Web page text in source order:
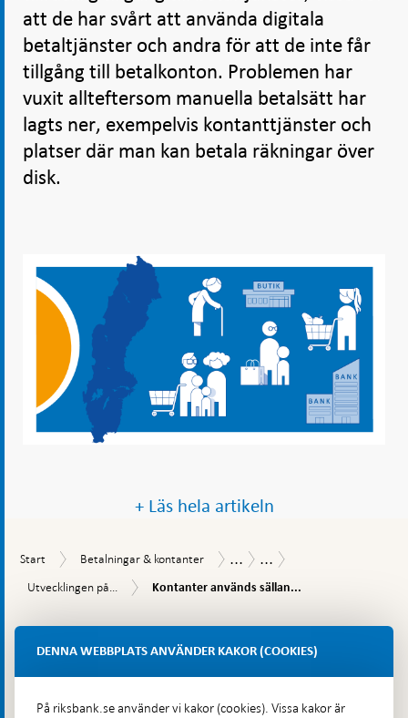
att de har svårt att använda digitala
betaltjänster och andra för att de inte får
tillgång till betalkonton. Problemen har
vuxit allteftersom manuella betalsätt har
lagts ner, exempelvis kontanttjänster och
platser där man kan betala räkningar över
disk.
+ Läs hela artikeln
Start
Start
Betalningar
kontanter
Betalningar & kontanter Betalningsrapport
...
Betalningsrapport
...
Utvecklingen
Utvecklingen på...
Kontanter
och
utbudet
kontanttjänster
Kontanter används sällan...
toppnavigation
SVERIGES RIKSBANK
– för en stark och säker ekonomi
DENNA WEBBPLATS ANVÄNDER KAKOR (COOKIES)
På riksbank.se använder vi kakor (cookies). Vissa kakor är